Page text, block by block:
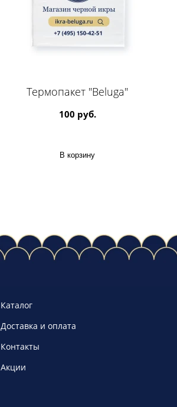
Термопакет "Beluga"
100 руб.
В корзину
Каталог
Доставка и оплата
Контакты
Акции